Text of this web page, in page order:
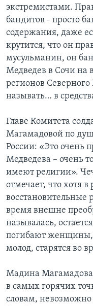
СОЦИАЛЬНЫЕ СЕТИ
Языки
экстремистами.
бандитов - просто
содержания, даже
крутится, что он
мусульманин, он
Медведев в Сочи на
регионов
называть… в
Главе Комитета
Магамадовой по
России: «Это очень
Медведева – очень
имеют религии».
отмечает, что хотя в
восстановительные
время внешне
называлась,
погибают женщины,
молод, старятся во
Мадина Магамадова
в самых горячих
словам, невозможно